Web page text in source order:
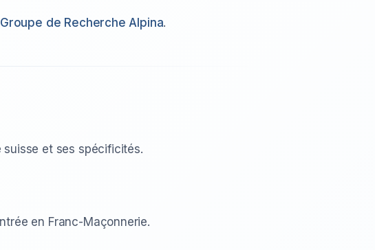
Groupe de Recherche Alpina.
et ses spécificités.
en Franc-Maçonnerie.